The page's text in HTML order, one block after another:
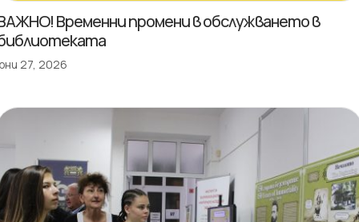
Временни промени в обслужването в
27, 2026